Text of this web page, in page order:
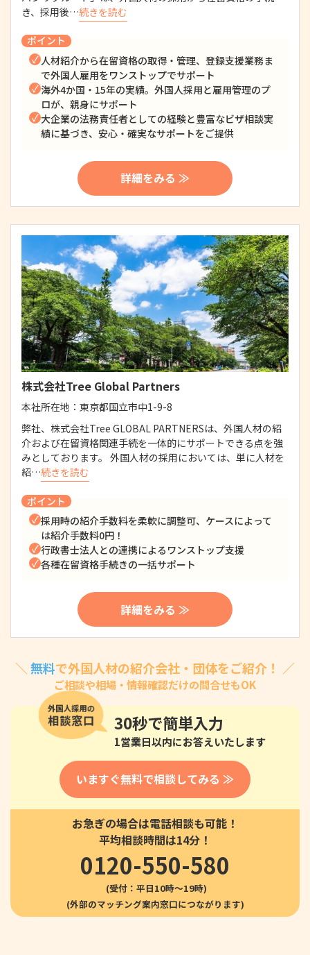
き、採用後…続きを読む
ポイント
人材紹介から在留資格の取得・管理、登録支援業務ま
で外国人雇用をワンストップでサポート
海外4か国・15年の実績。外国人採用と雇用管理のプ
ロが、親身にサポート
大企業の法務責任者としての経験と豊富なビザ相談実
績に基づき、安心・確実なサポートをご提供
詳細をみる ≫
株式会社Tree Global Partners
本社所在地： 東京都国立市中1-9-8
弊社、株式会社Tree GLOBAL PARTNERSは、外国人材の紹
介および在留資格関連手続を一体的にサポートできる点を強
みとしております。 外国人材の採用においては、単に人材を
紹…続きを読む
ポイント
採用時の紹介手数料を柔軟に調整可、ケースによって
は紹介手数料0円！
行政書士法人との連携によるワンストップ支援
各種在留資格手続きの一括サポート
詳細をみる ≫
＼ 無料で外国人材の紹介会社・団体をご紹介！ ／
ご相談や相場・情報確認だけの問合せもOK
30秒で簡単入力
1営業日以内にお答えいたします
いますぐ無料で相談してみる ≫
お急ぎの場合は電話相談も可能！
平均相談時間は14分！
0120-550-580
(受付：平日10時〜19時)